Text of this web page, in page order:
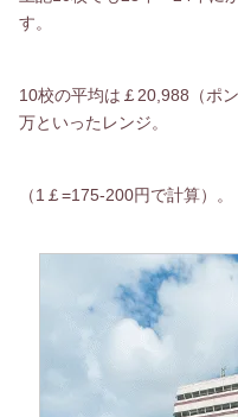
す。
10校の平均は￡20,988（ポ
万といったレンジ。
（1￡=175-200円で計算）。